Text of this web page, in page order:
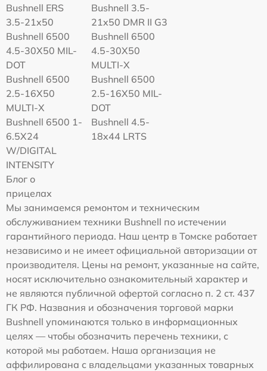
Bushnell ERS
3.5-21x50
Bushnell 3.5-
21x50 DMR II G3
Bushnell 6500
4.5-30X50 MIL-
DOT
Bushnell 6500
4.5-30X50
MULTI-X
Bushnell 6500
2.5-16X50
MULTI-X
Bushnell 6500
2.5-16X50 MIL-
DOT
Bushnell 6500 1-
6.5X24
W/DIGITAL
INTENSITY
Bushnell 4.5-
18x44 LRTS
Блог о
прицелах
Мы занимаемся ремонтом и техническим
обслуживанием техники Bushnell по истечении
гарантийного периода. Наш центр в Томске работает
независимо и не имеет официальной авторизации от
производителя. Цены на ремонт, указанные на сайте,
носят исключительно ознакомительный характер и
не являются публичной офертой согласно п. 2 ст. 437
ГК РФ. Названия и обозначения торговой марки
Bushnell упоминаются только в информационных
целях — чтобы обозначить перечень техники, с
которой мы работаем. Наша организация не
аффилирована с владельцами указанных товарных